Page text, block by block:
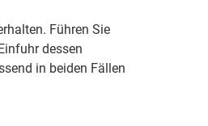
Führen Sie
dessen
in beiden Fällen